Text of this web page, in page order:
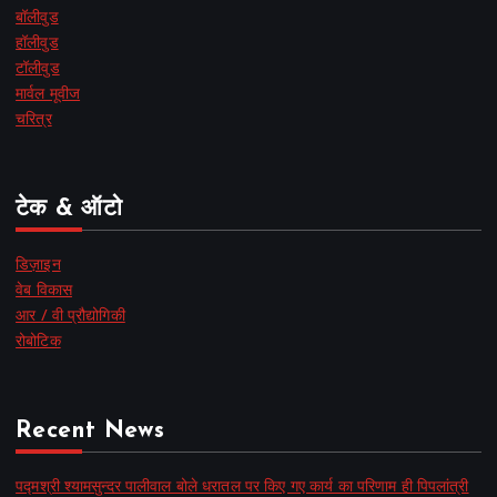
बॉलीवुड
हॉलीवुड
टॉलीवुड
मार्वल मूवीज
चरित्र
टेक & ऑटो
डिज़ाइन
वेब विकास
आर / वी प्रौद्योगिकी
रोबोटिक
Recent News
पद्मश्री श्यामसुन्दर पालीवाल बोले धरातल पर किए गए कार्य का परिणाम ही पिपलांत्री